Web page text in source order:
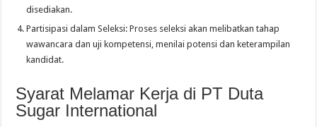
disediakan.
Partisipasi dalam Seleksi: Proses seleksi akan melibatkan tahap
wawancara dan uji kompetensi, menilai potensi dan keterampilan
kandidat.
Syarat Melamar Kerja di PT Duta
Sugar International